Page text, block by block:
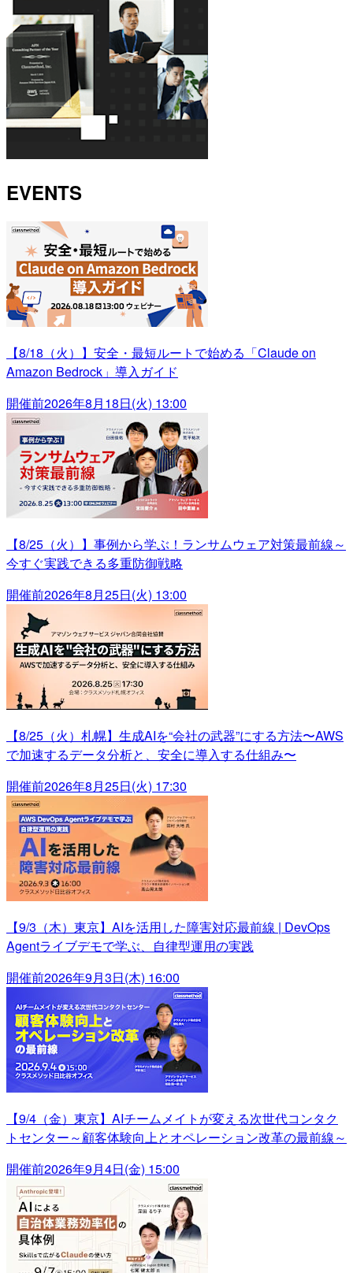
EVENTS
【8/18（火）】安全・最短ルートで始める「Claude on
Amazon Bedrock」導入ガイド
開催前2026年8月18日(火) 13:00
【8/25（火）】事例から学ぶ！ランサムウェア対策最前線～
今すぐ実践できる多重防御戦略
開催前2026年8月25日(火) 13:00
【8/25（火）札幌】生成AIを“会社の武器”にする方法〜AWS
で加速するデータ分析と、安全に導入する仕組み〜
開催前2026年8月25日(火) 17:30
【9/3（木）東京】AIを活用した障害対応最前線 | DevOps
Agentライブデモで学ぶ、自律型運用の実践
開催前2026年9月3日(木) 16:00
【9/4（金）東京】AIチームメイトが変える次世代コンタク
トセンター～顧客体験向上とオペレーション改革の最前線～
開催前2026年9月4日(金) 15:00